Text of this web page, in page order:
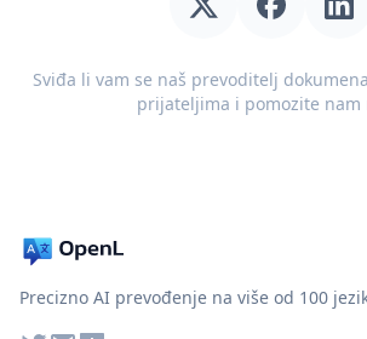
Sviđa li vam se naš prevoditelj
prijateljima i pomozite nam
Precizno AI prevođenje na više od 100